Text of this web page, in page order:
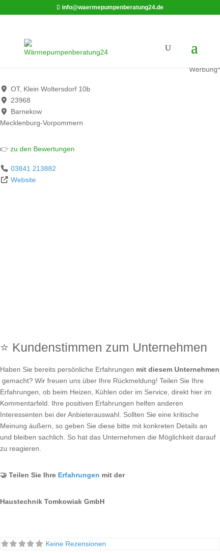
info@waermepumpenberatung24.de
Haustechnik Tomkowiak GmbH
Werbung*
OT, Klein Woltersdorf 10b
23968
Barnekow
Mecklenburg-Vorpommern
👉 zu den Bewertungen
03841 213882
Website
⭐ Kundenstimmen zum Unternehmen
Haben Sie bereits persönliche Erfahrungen mit diesem Unternehmen
gemacht? Wir freuen uns über Ihre Rückmeldung! Teilen Sie Ihre
Erfahrungen, ob beim Heizen, Kühlen oder im Service, direkt hier im
Kommentarfeld. Ihre positiven Erfahrungen helfen anderen
Interessenten bei der Anbieterauswahl. Sollten Sie eine kritische
Meinung äußern, so geben Sie diese bitte mit konkreten Details an
und bleiben sachlich. So hat das Unternehmen die Möglichkeit darauf
zu reagieren.
🤝 Teilen Sie Ihre Erfahrungen mit der
Haustechnik Tomkowiak GmbH
Keine Rezensionen